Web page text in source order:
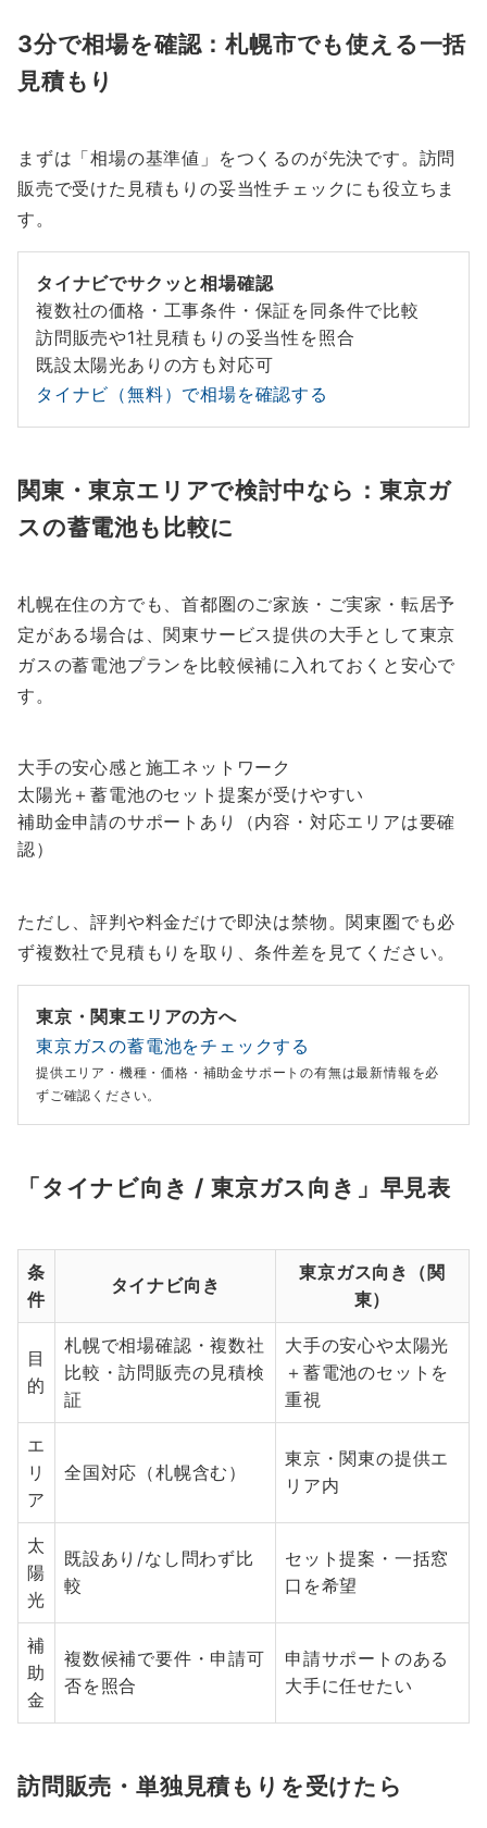
3分で相場を確認：札幌市でも使える一括
見積もり
まずは「相場の基準値」をつくるのが先決です。訪問
販売で受けた見積もりの妥当性チェックにも役立ちま
す。
タイナビでサクッと相場確認
複数社の価格・工事条件・保証を同条件で比較
訪問販売や1社見積もりの妥当性を照合
既設太陽光ありの方も対応可
タイナビ（無料）で相場を確認する
関東・東京エリアで検討中なら：東京ガ
スの蓄電池も比較に
札幌在住の方でも、首都圏のご家族・ご実家・転居予
定がある場合は、関東サービス提供の大手として東京
ガスの蓄電池プランを比較候補に入れておくと安心で
す。
大手の安心感と施工ネットワーク
太陽光＋蓄電池のセット提案が受けやすい
補助金申請のサポートあり（内容・対応エリアは要確
認）
ただし、評判や料金だけで即決は禁物。関東圏でも必
ず複数社で見積もりを取り、条件差を見てください。
東京・関東エリアの方へ
東京ガスの蓄電池をチェックする
提供エリア・機種・価格・補助金サポートの有無は最新情報を必
ずご確認ください。
「タイナビ向き / 東京ガス向き」早見表
条
件
タイナビ向き
東京ガス向き（関
東）
目
的
札幌で相場確認・複数社
比較・訪問販売の見積検
証
大手の安心や太陽光
＋蓄電池のセットを
重視
エ
リ
ア
全国対応（札幌含む）
東京・関東の提供エ
リア内
太
陽
光
既設あり/なし問わず比
較
セット提案・一括窓
口を希望
補
助
金
複数候補で要件・申請可
否を照合
申請サポートのある
大手に任せたい
訪問販売・単独見積もりを受けたら